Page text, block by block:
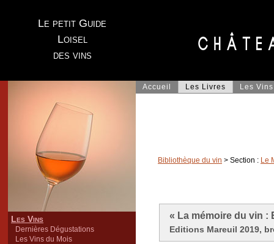
Le petit Guide
Loisel
des vins
Les Vins
Dernières Dégustations
Les Vins du Mois
Accueil Les Livres Les Vins
Bibliothèque du vin > Section : Le
« La mémoire du vin :
Editions Mareuil 2019,